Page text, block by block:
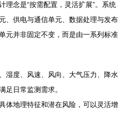
理念是“按需配置，灵活扩展”。系统
、供电与通信单元、数据处理与发布
元并非固定不变，而是由一系列标准
湿度、风速、风向、大气压力、降水
足日常监测需求。
体地理特征和潜在风险，可以灵活增